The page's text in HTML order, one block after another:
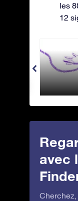
les
12
avec